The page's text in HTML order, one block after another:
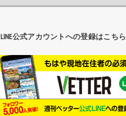
LINE公式アカウントへの登録はこちら